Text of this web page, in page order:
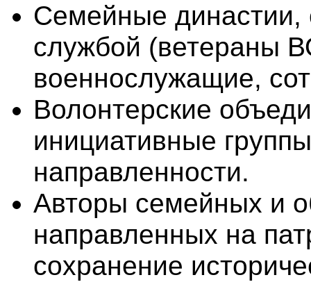
Семейные династии,
службой (ветераны
военнослужащие,
Волонтерские
инициативные
направленности.
Авторы семейных и
направленных на
сохранение